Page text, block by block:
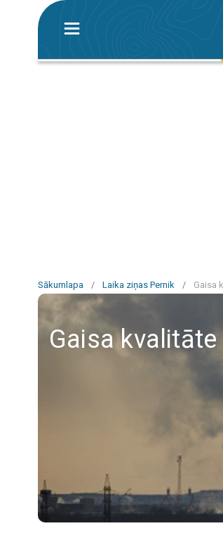
Sākumlapa / Laika ziņas Pernik / Gaisa
Gaisa